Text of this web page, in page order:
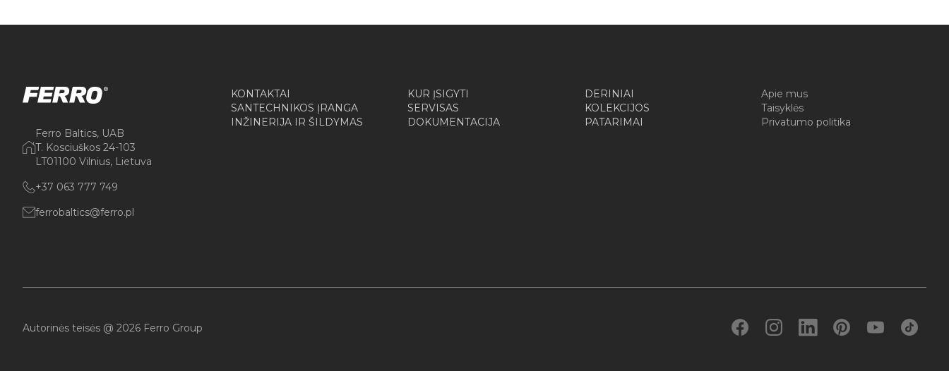
Ferro Baltics, UAB
T. Kosciuškos 24-103
LT01100 Vilnius, Lietuva
+37 063 777 749
ferrobaltics@ferro.pl
KONTAKTAI
SANTECHNIKOS ĮRANGA
INŽINERIJA IR ŠILDYMAS
KUR ĮSIGYTI
SERVISAS
DOKUMENTACIJA
DERINIAI
KOLEKCIJOS
PATARIMAI
Apie mus
Taisyklės
Privatumo politika
Autorinės teisės @ 2026 Ferro Group